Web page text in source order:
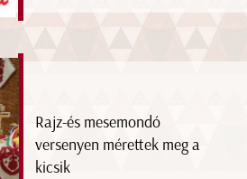
Rajz-és mesemondó
versenyen mérettek meg a
kicsik